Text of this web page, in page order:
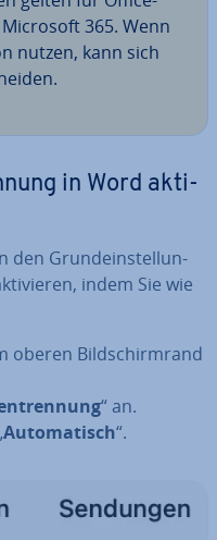
365. Wenn
nutzen, kann sich
in Word ak­ti­
den Grund­ein­stel­lun­
indem Sie wie
oberen Bild­schirm­rand
“ an.
Au­to­ma­tisch“.